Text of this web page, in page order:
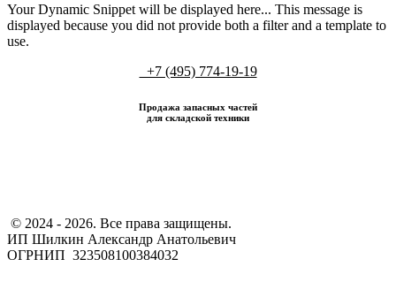
Your Dynamic Snippet will be displayed here... This message is
displayed because you did not provide both a filter and a template to
use.
+7 (495) 774-19-19
Продажа запасных частей
для складской техники
​ © 2024 - 2026. Все права защищены.
ИП Шилкин Александр Анатольевич
ОГРНИП 323508100384032